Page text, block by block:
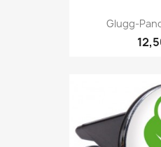
Glugg-